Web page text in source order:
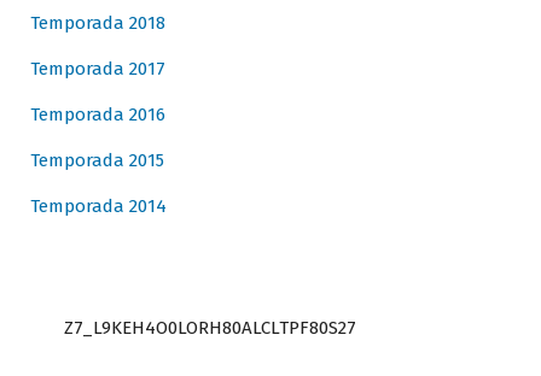
Temporada 2018
Temporada 2017
Temporada 2016
Temporada 2015
Temporada 2014
Z7_L9KEH4O0LORH80ALCLTPF80S27